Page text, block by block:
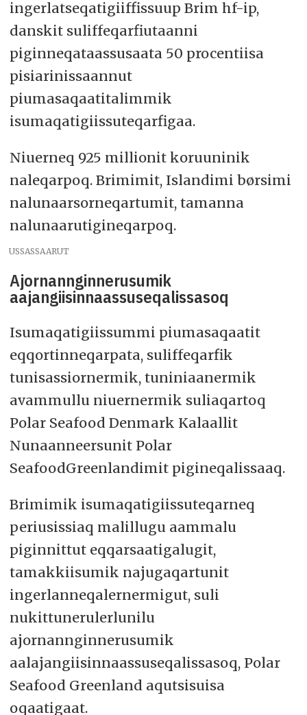
ingerlatseqatigiiffissuup Brim hf-ip,
danskit suliffeqarfiutaanni
piginneqataassusaata 50 procentiisa
pisiarinissaannut
piumasaqaatitalimmik
isumaqatigiissuteqarfigaa.
Niuerneq 925 millionit koruuninik
naleqarpoq. Brimimit, Islandimi børsimi
nalunaarsorneqartumit, tamanna
nalunaarutigineqarpoq.
USSASSAARUT
Ajornannginnerusumik
aajangiisinnaassuseqalissasoq
Isumaqatigiissummi piumasaqaatit
eqqortinneqarpata, suliffeqarfik
tunisassiornermik, tuniniaanermik
avammullu niuernermik suliaqartoq
Polar Seafood Denmark Kalaallit
Nunaanneersunit Polar
SeafoodGreenlandimit pigineqalissaaq.
Brimimik isumaqatigiissuteqarneq
periusissiaq malillugu aammalu
piginnittut eqqarsaatigalugit,
tamakkiisumik najugaqartunit
ingerlanneqalernermigut, suli
nukittunerulerlunilu
ajornannginnerusumik
aalajangiisinnaassuseqalissasoq, Polar
Seafood Greenland aqutsisuisa
oqaatigaat.